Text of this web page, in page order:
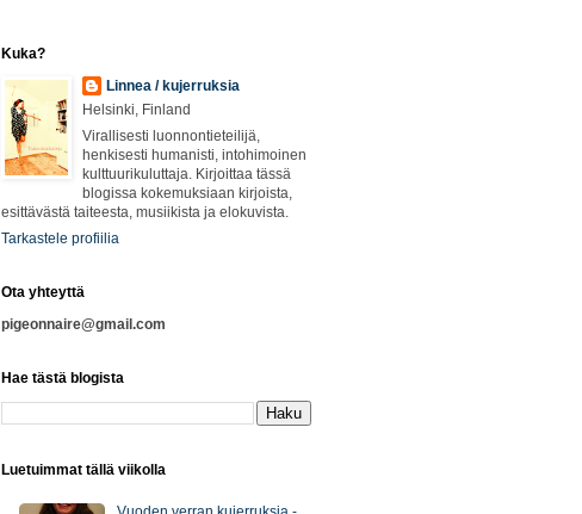
Kuka?
Linnea / kujerruksia
Helsinki, Finland
Virallisesti luonnontieteilijä,
henkisesti humanisti, intohimoinen
kulttuurikuluttaja. Kirjoittaa tässä
blogissa kokemuksiaan kirjoista,
esittävästä taiteesta, musiikista ja elokuvista.
Tarkastele profiilia
Ota yhteyttä
pigeonnaire@gmail.com
Hae tästä blogista
Luetuimmat tällä viikolla